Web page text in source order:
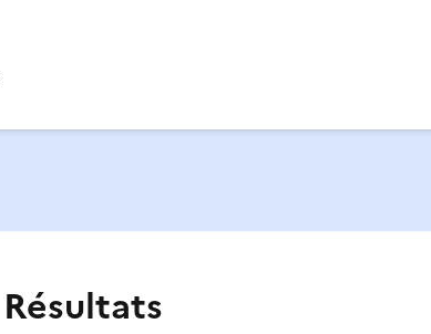
Résultats